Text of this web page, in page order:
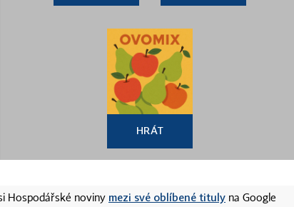
HRÁT
Hospodářské noviny mezi své oblíbené tituly na Google